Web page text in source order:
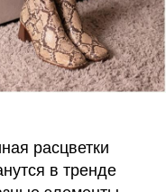
расцветки
в тренде